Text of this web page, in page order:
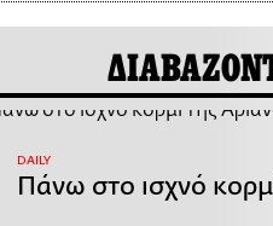
DAILY
Πάνω στο ισχνό